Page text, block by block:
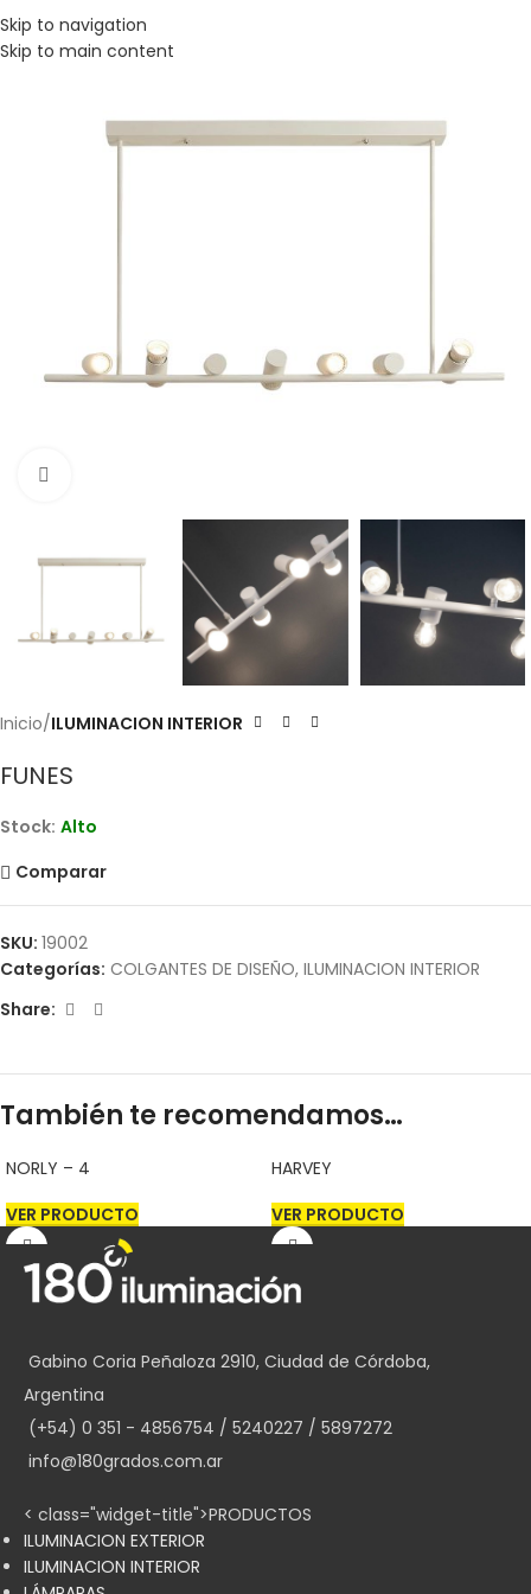
Skip to navigation
Skip to main content
Inicio ILUMINACION INTERIOR
FUNES
Stock: Alto
Comparar
SKU: 19002
Categorías: COLGANTES DE DISEÑO, ILUMINACION INTERIOR
Share:
También te recomendamos…
NORLY – 4
VER PRODUCTO
HARVEY
VER PRODUCTO
Gabino Coria Peñaloza 2910, Ciudad de Córdoba,
Argentina
(+54) 0 351 - 4856754 / 5240227 / 5897272
info@180grados.com.ar
< class="widget-title">PRODUCTOS
ILUMINACION EXTERIOR
ILUMINACION INTERIOR